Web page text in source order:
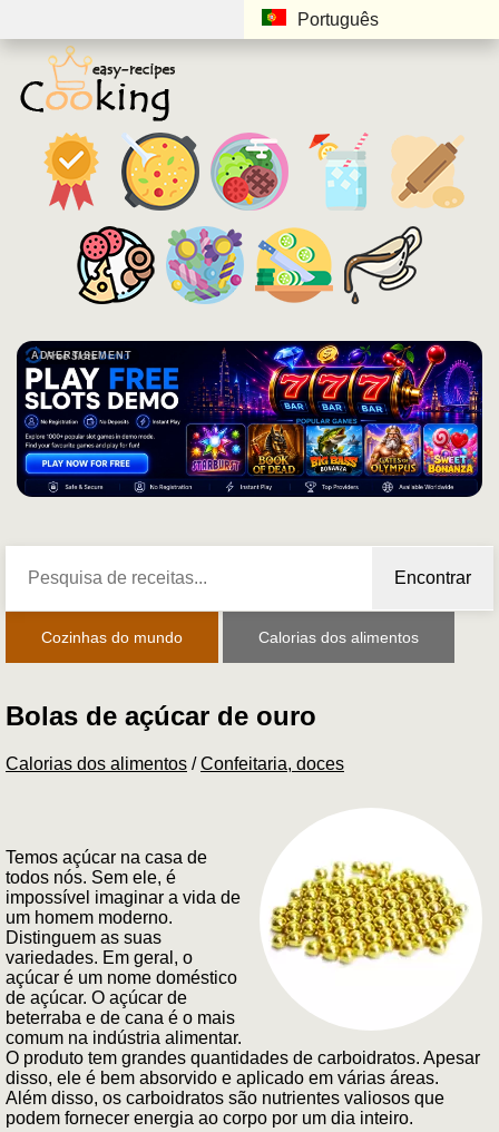
Português
ADVERTISEMENT
Encontrar
Cozinhas do mundo Calorias dos alimentos
Bolas de açúcar de ouro
Calorias dos alimentos /Confeitaria, doces
Temos açúcar na casa de
todos nós. Sem ele, é
impossível imaginar a vida de
um homem moderno.
Distinguem as suas
variedades. Em geral, o
açúcar é um nome doméstico
de açúcar. O açúcar de
beterraba e de cana é o mais
comum na indústria alimentar.
O produto tem grandes quantidades de carboidratos. Apesar
disso, ele é bem absorvido e aplicado em várias áreas.
Além disso, os carboidratos são nutrientes valiosos que
podem fornecer energia ao corpo por um dia inteiro.